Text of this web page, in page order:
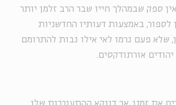
ספק שבמהלך חייו שבר הרב זלמן יותר
לספור, באמצעות דעותיו החדשניות
שלא פעם גרמו לאי אילו גבות להתרומם
אורתודקסים.